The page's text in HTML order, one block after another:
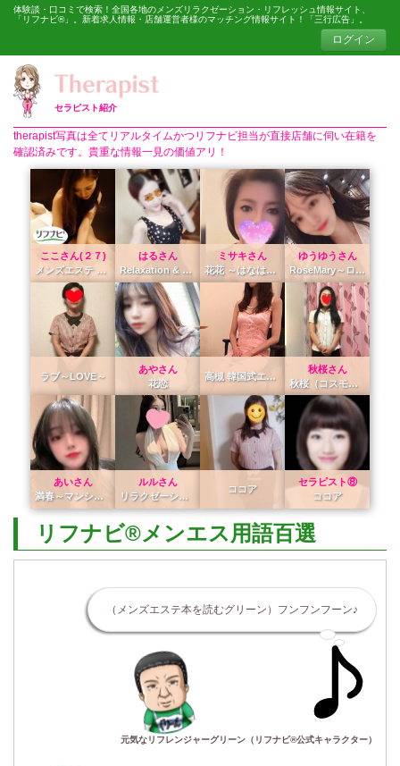
体験談・口コミで検索！全国各地のメンズリラクゼーション・リフレッシュ情報サイト、
「リフナビ®」。新着求人情報・店舗運営者様のマッチング情報サイト！「三行広告」。
ログイン
セラピスト紹介
therapist写真は全てリアルタイムかつリフナビ担当が直接店舗に伺い在籍を
確認済みです。貴重な情報一見の価値アリ！
ここさん(２７)
メンズエステ 陽気（ようき） ~Youki~
はるさん
Relaxation & Massage Itigo（イティゴ）
ミサキさん
花花 ～はなはな～
ゆうゆうさん
RoseMary～ローズマリー～
ラブ～LOVE～
あやさん
花恋
高槻 韓国式エステ アリス
秋桜さん
秋桜（コスモス）
あいさん
満春～マンシュン～
ルルさん
リラクゼーション 愛
ココア
セラピスト⑧
ココア
リフナビ®メンエス用語百選
（メンズエステ本を読むグリーン）フンフンフーン♪
元気なリフレンジャーグリーン（リフナビ®公式キャラクター）